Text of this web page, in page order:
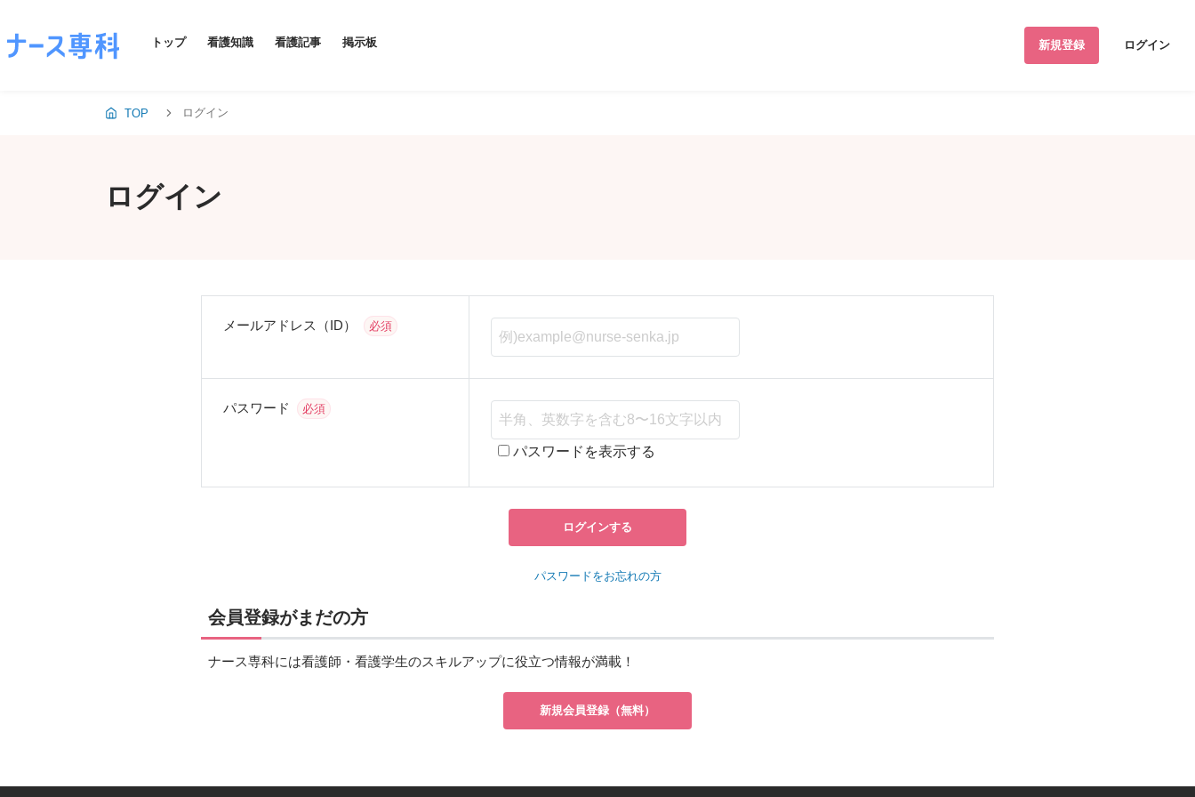
トップ 看護知識 看護記事 掲示板 新規登録 ログイン
TOP ログイン
ログイン
メールアドレス（ID） 必須
パスワード 必須
パスワードを表示する
ログインする
パスワードをお忘れの方
会員登録がまだの方
ナース専科には看護師・看護学生のスキルアップに役立つ情報が満載！
新規会員登録（無料）